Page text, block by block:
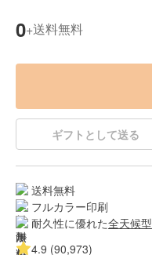
0+送料無料
ギフトとして送る
送料無料
フルカラー印刷
耐久性に優れた全天候型
4.9 (90,973)